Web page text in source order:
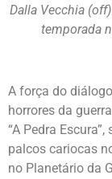
Dalla Vecchia
temporada
A força do
horrores da
“A Pedra
palcos cariocas
no Planetário da